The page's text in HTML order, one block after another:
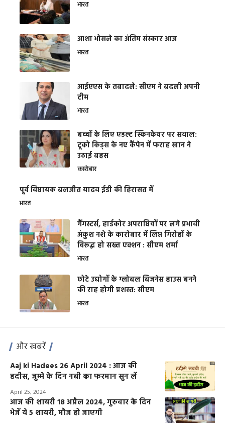
भारत
आशा भोसले का अंतिम संस्कार आज
भारत
आईएएस के तबादले: सीएम ने बदली अपनी
टीम
भारत
बच्चों के लिए एडल्ट स्किनकेयर पर सवाल:
टूको किड्स के नए कैंपेन में फराह खान ने
उठाई बहस
कारोबार
पूर्व विधायक बलजीत यादव ईडी की हिरासत में
भारत
गैंगस्टर्स, हार्डकोर अपराधियों पर लगे प्रभावी
अंकुश नशे के कारोबार में लिप्त गिरोहों के
विरूद्ध हो सख्त एक्शन : सीएम शर्मा
भारत
छोटे उद्योगों के ग्लोबल बिजनेस हाउस बनने
की राह होगी प्रशस्त: सीएम
भारत
और खबरें
Aaj ki Hadees 26 April 2024 : आज की
हदीस, जुम्मे के दिन नबी का फरमान सुन लें
April 25, 2024
आज की शायरी 18 अप्रैल 2024, गुरुवार के दिन
भेजें ये 5 शायरी, मौज हो जाएगी